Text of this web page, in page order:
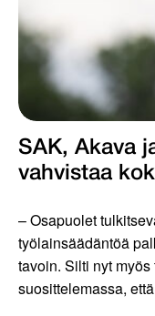
SAK, Akava
vahvistaa
– Osapuolet
työlainsäädäntöä
tavoin. Silti nyt
suosittelemassa,